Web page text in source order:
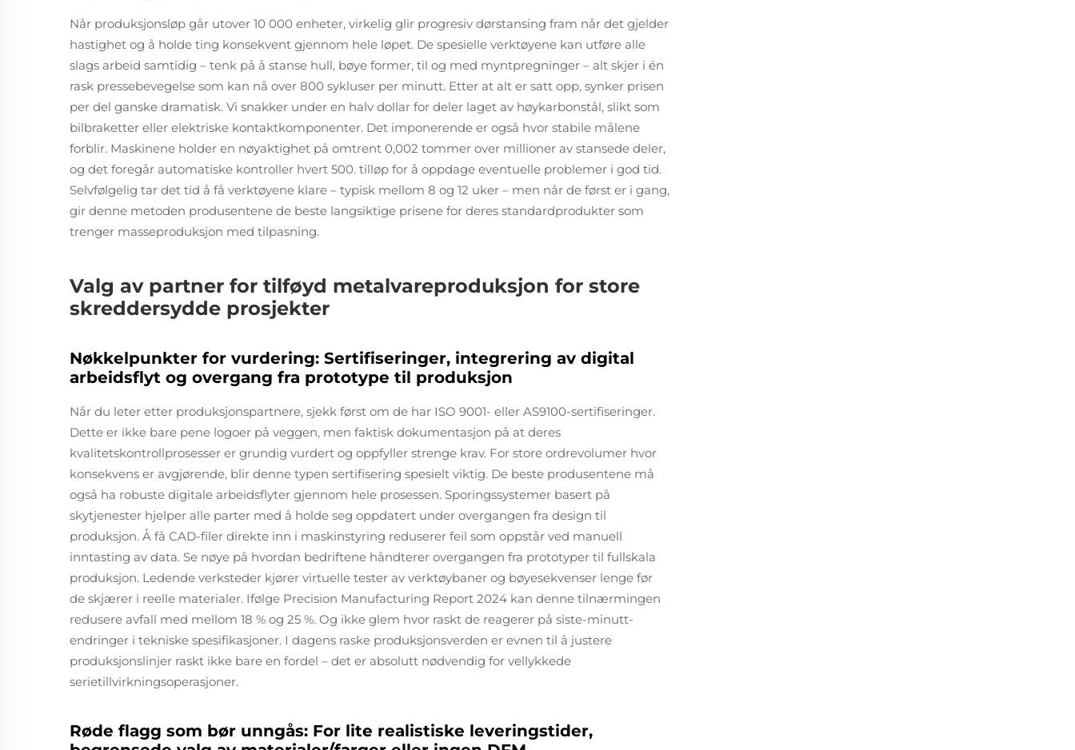
Når produksjonsløp går utover 10 000 enheter, virkelig glir progresiv dørstansing fram når det gjelder
hastighet og å holde ting konsekvent gjennom hele løpet. De spesielle verktøyene kan utføre alle
slags arbeid samtidig – tenk på å stanse hull, bøye former, til og med myntpregninger – alt skjer i én
rask pressebevegelse som kan nå over 800 sykluser per minutt. Etter at alt er satt opp, synker prisen
per del ganske dramatisk. Vi snakker under en halv dollar for deler laget av høykarbonstål, slikt som
bilbraketter eller elektriske kontaktkomponenter. Det imponerende er også hvor stabile målene
forblir. Maskinene holder en nøyaktighet på omtrent 0,002 tommer over millioner av stansede deler,
og det foregår automatiske kontroller hvert 500. tilløp for å oppdage eventuelle problemer i god tid.
Selvfølgelig tar det tid å få verktøyene klare – typisk mellom 8 og 12 uker – men når de først er i gang,
gir denne metoden produsentene de beste langsiktige prisene for deres standardprodukter som
trenger masseproduksjon med tilpasning.
Valg av partner for tilføyd metalvareproduksjon for store
skreddersydde prosjekter
Nøkkelpunkter for vurdering: Sertifiseringer, integrering av digital
arbeidsflyt og overgang fra prototype til produksjon
Når du leter etter produksjonspartnere, sjekk først om de har ISO 9001- eller AS9100-sertifiseringer.
Dette er ikke bare pene logoer på veggen, men faktisk dokumentasjon på at deres
kvalitetskontrollprosesser er grundig vurdert og oppfyller strenge krav. For store ordrevolumer hvor
konsekvens er avgjørende, blir denne typen sertifisering spesielt viktig. De beste produsentene må
også ha robuste digitale arbeidsflyter gjennom hele prosessen. Sporingssystemer basert på
skytjenester hjelper alle parter med å holde seg oppdatert under overgangen fra design til
produksjon. Å få CAD-filer direkte inn i maskinstyring reduserer feil som oppstår ved manuell
inntasting av data. Se nøye på hvordan bedriftene håndterer overgangen fra prototyper til fullskala
produksjon. Ledende verksteder kjører virtuelle tester av verktøybaner og bøyesekvenser lenge før
de skjærer i reelle materialer. Ifølge Precision Manufacturing Report 2024 kan denne tilnærmingen
redusere avfall med mellom 18 % og 25 %. Og ikke glem hvor raskt de reagerer på siste-minutt-
endringer i tekniske spesifikasjoner. I dagens raske produksjonsverden er evnen til å justere
produksjonslinjer raskt ikke bare en fordel – det er absolutt nødvendig for vellykkede
serietillvirkningsoperasjoner.
Røde flagg som bør unngås: For lite realistiske leveringstider,